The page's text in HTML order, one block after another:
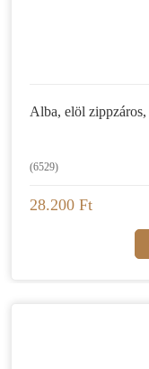
Alba, elöl
(6529)
28.200 Ft